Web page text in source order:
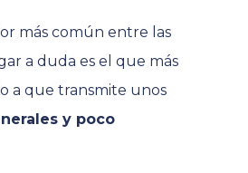
más común entre las
a duda es el que más
a que transmite unos
y poco